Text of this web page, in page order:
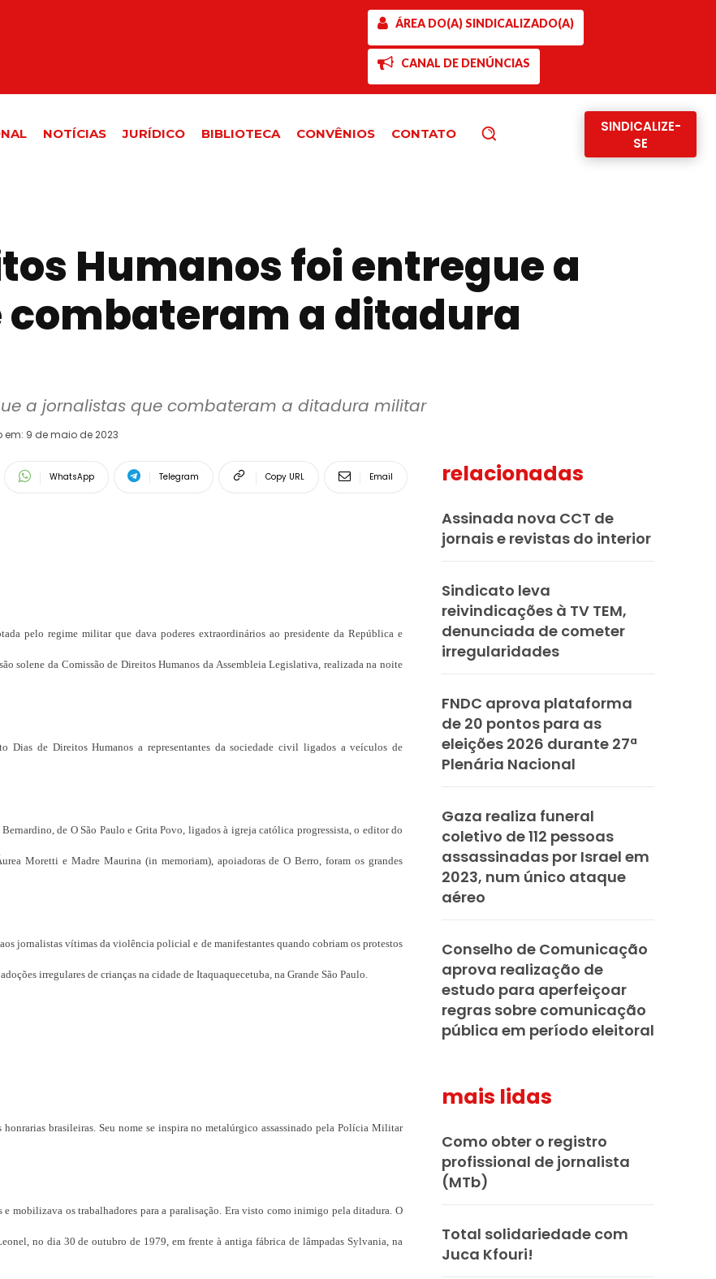
ÁREA DO(A) SINDICALIZADO(A)
CANAL DE DENÚNCIAS
NOTÍCIAS JURÍDICO BIBLIOTECA CONVÊNIOS CONTATO
SINDICALIZE-
SE
Humanos foi entregue a
a ditadura
a jornalistas que combateram a ditadura militar
em: 9 de maio de 2023
WhatsApp Telegram Copy URL Email
pelo regime militar que dava poderes extraordinários ao presidente da República e
solene da Comissão de Direitos Humanos da Assembleia Legislativa, realizada na noite
Dias de Direitos Humanos a representantes da sociedade civil ligados a veículos de
de O São Paulo e Grita Povo, ligados à igreja católica progressista, o editor do
Moretti e Madre Maurina (in memoriam), apoiadoras de O Berro, foram os grandes
jornalistas vítimas da violência policial e de manifestantes quando cobriam os protestos
irregulares de crianças na cidade de Itaquaquecetuba, na Grande São Paulo.
brasileiras. Seu nome se inspira no metalúrgico assassinado pela Polícia Militar
mobilizava os trabalhadores para a paralisação. Era visto como inimigo pela ditadura. O
no dia 30 de outubro de 1979, em frente à antiga fábrica de lâmpadas Sylvania, na
relacionadas
Assinada nova CCT de
jornais e revistas do interior
Sindicato leva
reivindicações à TV TEM,
denunciada de cometer
irregularidades
FNDC aprova plataforma
de 20 pontos para as
eleições 2026 durante 27ª
Plenária Nacional
Gaza realiza funeral
coletivo de 112 pessoas
assassinadas por Israel em
2023, num único ataque
aéreo
Conselho de Comunicação
aprova realização de
estudo para aperfeiçoar
regras sobre comunicação
pública em período eleitoral
mais lidas
Como obter o registro
profissional de jornalista
(MTb)
Total solidariedade com
Juca Kfouri!